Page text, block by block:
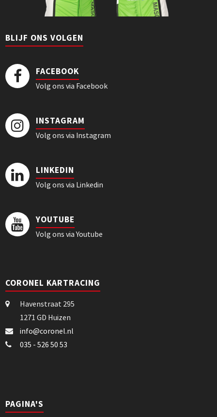
BLIJF ONS VOLGEN
FACEBOOK
Volg ons via Facebook
INSTAGRAM
Volg ons via Instagram
LINKEDIN
Volg ons via Linkedin
YOUTUBE
Volg ons via Youtube
CORONEL KARTRACING
Havenstraat 295
1271 GD Huizen
info@coronel.nl
035 - 526 50 53
PAGINA'S